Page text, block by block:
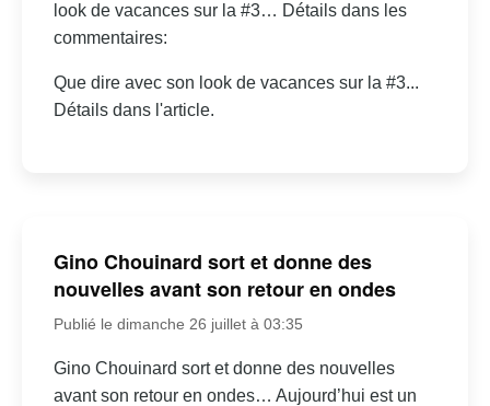
look de vacances sur la #3… Détails dans les
commentaires:
Que dire avec son look de vacances sur la #3...
Détails dans l'article.
Gino Chouinard sort et donne des
nouvelles avant son retour en ondes
Publié le dimanche 26 juillet à 03:35
Gino Chouinard sort et donne des nouvelles
avant son retour en ondes… Aujourd’hui est un